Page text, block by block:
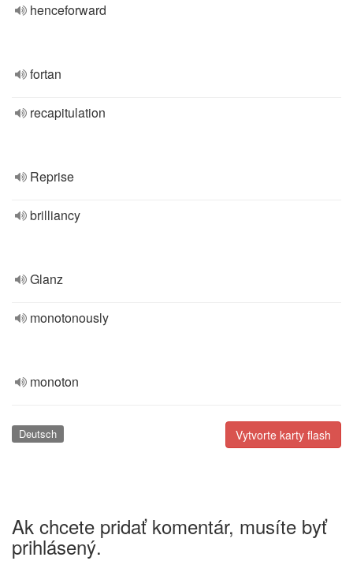
henceforward
fortan
recapitulation
Reprise
brilliancy
Glanz
monotonously
monoton
Vytvorte karty flash
Deutsch
Ak chcete pridať komentár, musíte byť
prihlásený.